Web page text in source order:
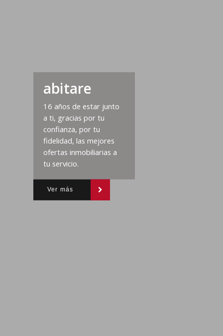
abitare
16 años de estar junto
a ti, gracias por tu
confianza, por tu
fidelidad, las mejores
ofertas inmobiliarias a
tu servicio.
Ver más